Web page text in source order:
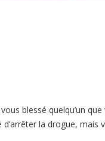
blessé quelqu’un que
la drogue, mais